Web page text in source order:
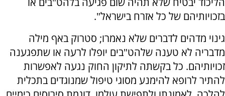
בזכויותיהם של כל אזרח בישראל".
גינוי מדהים לדברים שלא נאמרו; סטרוק באף מילה
מדבריה לא טענה שלהט"בים יופלו לרעה או שתפגענה
זכויותיהם. כל בקשתה לתיקון החוק נגעה לאפשרות
להתיר לרופא להימנע מסוגי טיפול שמנוגדים בתכלית